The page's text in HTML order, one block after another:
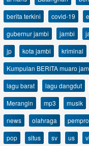
berita terkini
covid-19
gubernur jambi
jambi
jp
kota jambi kriminal
Kumpulan BERITA muaro
lagu barat
lagu dangdut
Merangin
mp3 musik
news
olahraga
pop
situs sv us